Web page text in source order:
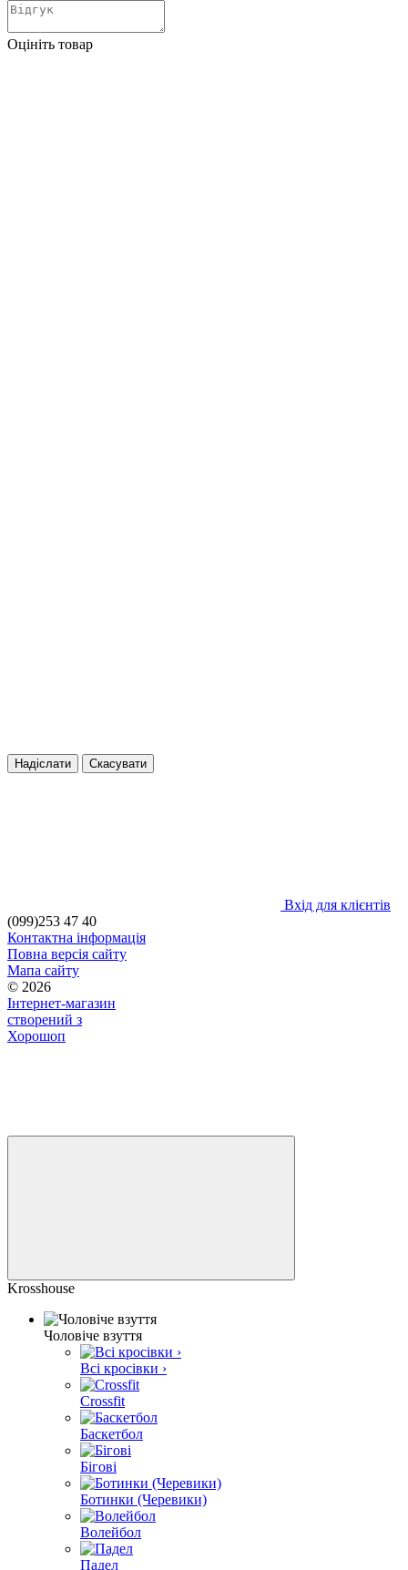
Оцініть товар
Надіслати Скасувати
Вхід для клієнтів
(099)253 47 40
Контактна інформація
Повна версія сайту
Мапа сайту
© 2026
Інтернет-магазин
створений з
Хорошоп
Krosshouse
Чоловіче взуття
Всі кросівки ›
Crossfit
Баскетбол
Бігові
Ботинки (Черевики)
Волейбол
Падел